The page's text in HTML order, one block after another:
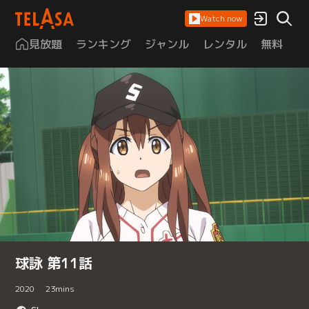
Watch now
見放題 ランキング ジャンル レンタル 無料
球詠 第11話
2020 23mins